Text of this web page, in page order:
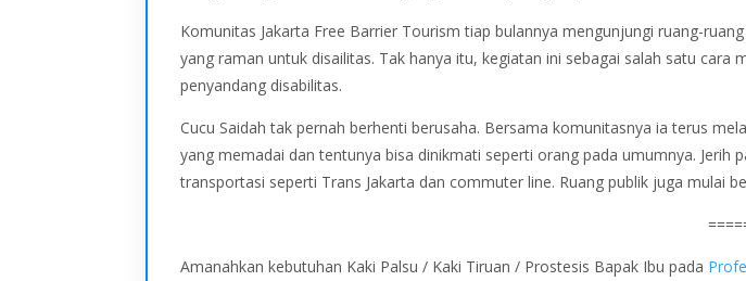
Komunitas Jakarta Free Barrier Tourism tiap bulannya mengunjungi ruang-
yang raman untuk disailitas. Tak hanya itu, kegiatan ini sebagai salah satu
penyandang disabilitas.
Cucu Saidah tak pernah berhenti berusaha. Bersama komunitasnya ia terus
yang memadai dan tentunya bisa dinikmati seperti orang pada umumnya.
transportasi seperti Trans Jakarta dan commuter line. Ruang publik juga mulai
Amanahkan kebutuhan Kaki Palsu / Kaki Tiruan / Prostesis Bapak Ibu pada